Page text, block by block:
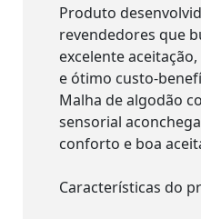
Produto
revendedores que
excelente
e ótimo custo-
Malha de algodão
sensorial
conforto e boa
Características do